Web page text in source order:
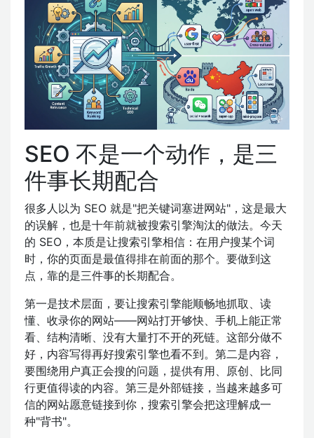
SEO 不是一个动作，是三
件事长期配合
很多人以为 SEO 就是"把关键词塞进网站"，这是最大
的误解，也是十年前就被搜索引擎淘汰的做法。今天
的 SEO，本质是让搜索引擎相信：在用户搜某个词
时，你的页面是最值得排在前面的那个。要做到这
点，靠的是三件事的长期配合。
第一是技术层面，要让搜索引擎能顺畅地抓取、读
懂、收录你的网站——网站打开够快、手机上能正常
看、结构清晰、没有大量打不开的死链。这部分做不
好，内容写得再好搜索引擎也看不到。第二是内容，
要围绕用户真正会搜的问题，提供有用、原创、比同
行更值得读的内容。第三是外部链接，当越来越多可
信的网站愿意链接到你，搜索引擎会把这理解成一
种"背书"。